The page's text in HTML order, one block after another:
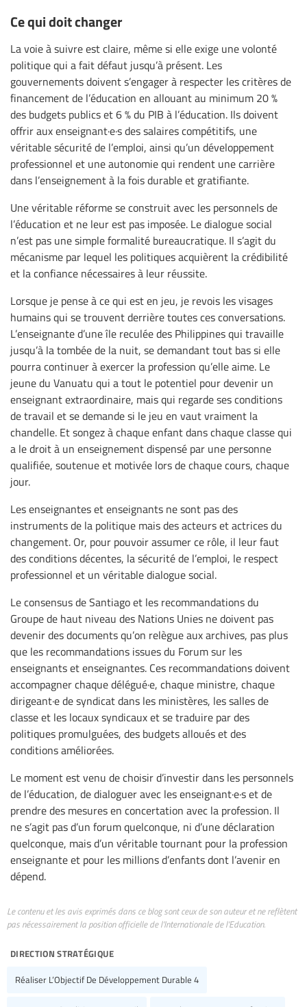
Ce qui doit changer
La voie à suivre est claire, même si elle exige une volonté
politique qui a fait défaut jusqu’à présent. Les
gouvernements doivent s’engager à respecter les critères de
financement de l’éducation en allouant au minimum 20 %
des budgets publics et 6 % du PIB à l’éducation. Ils doivent
offrir aux enseignant·e·s des salaires compétitifs, une
véritable sécurité de l’emploi, ainsi qu’un développement
professionnel et une autonomie qui rendent une carrière
dans l’enseignement à la fois durable et gratifiante.
Une véritable réforme se construit avec les personnels de
l’éducation et ne leur est pas imposée. Le dialogue social
n’est pas une simple formalité bureaucratique. Il s’agit du
mécanisme par lequel les politiques acquièrent la crédibilité
et la confiance nécessaires à leur réussite.
Lorsque je pense à ce qui est en jeu, je revois les visages
humains qui se trouvent derrière toutes ces conversations.
L’enseignante d’une île reculée des Philippines qui travaille
jusqu’à la tombée de la nuit, se demandant tout bas si elle
pourra continuer à exercer la profession qu’elle aime. Le
jeune du Vanuatu qui a tout le potentiel pour devenir un
enseignant extraordinaire, mais qui regarde ses conditions
de travail et se demande si le jeu en vaut vraiment la
chandelle. Et songez à chaque enfant dans chaque classe qui
a le droit à un enseignement dispensé par une personne
qualifiée, soutenue et motivée lors de chaque cours, chaque
jour.
Les enseignantes et enseignants ne sont pas des
instruments de la politique mais des acteurs et actrices du
changement. Or, pour pouvoir assumer ce rôle, il leur faut
des conditions décentes, la sécurité de l’emploi, le respect
professionnel et un véritable dialogue social.
Le consensus de Santiago et les recommandations du
Groupe de haut niveau des Nations Unies ne doivent pas
devenir des documents qu’on relègue aux archives, pas plus
que les recommandations issues du Forum sur les
enseignants et enseignantes. Ces recommandations doivent
accompagner chaque délégué·e, chaque ministre, chaque
dirigeant·e de syndicat dans les ministères, les salles de
classe et les locaux syndicaux et se traduire par des
politiques promulguées, des budgets alloués et des
conditions améliorées.
Le moment est venu de choisir d’investir dans les personnels
de l’éducation, de dialoguer avec les enseignant·e·s et de
prendre des mesures en concertation avec la profession. Il
ne s’agit pas d’un forum quelconque, ni d’une déclaration
quelconque, mais d’un véritable tournant pour la profession
enseignante et pour les millions d’enfants dont l’avenir en
dépend.
Le contenu et les avis exprimés dans ce blog sont ceux de son auteur et ne reflètent
pas nécessairement la position officielle de l’Internationale de l’Education.
direction stratégique
Réaliser L’Objectif De Développement Durable 4